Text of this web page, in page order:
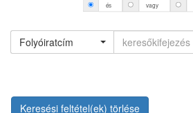
és vagy
Folyóiratcím
Keresési feltétel(ek) törlése